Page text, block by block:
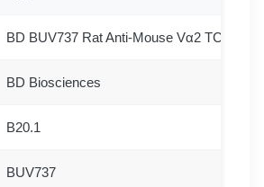
BD BUV737 Rat Anti-Mouse Vα2 TCR
BD Biosciences
B20.1
BUV737